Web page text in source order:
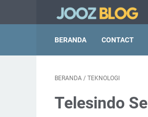
BERANDA CONTACT
BERANDA / TEKNOLOGI
Telesindo